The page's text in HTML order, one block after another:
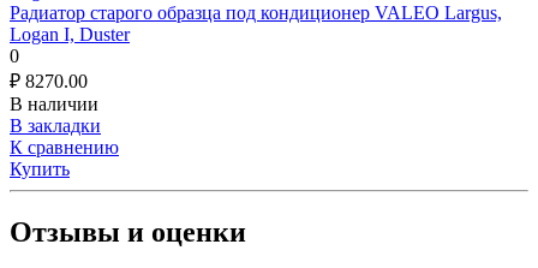
Радиатор старого образца под кондиционер VALEO Largus,
Logan I, Duster
0
₽ 8270.00
В наличии
В закладки
К сравнению
Купить
Отзывы и оценки